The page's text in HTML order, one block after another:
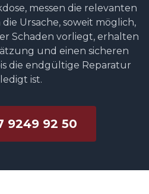
messen die relevanten
Ursache, soweit möglich,
Schaden vorliegt, erhalten
und einen sicheren
die endgültige Reparatur
ist.
9249 92 50